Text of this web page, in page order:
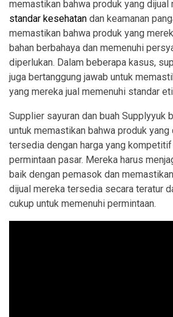
memastikan bahwa produk yang dijual
standar kesehatan dan keamanan
memastikan bahwa produk yang
bahan berbahaya dan memenuhi
diperlukan. Dalam beberapa kasus,
juga bertanggung jawab untuk
yang mereka jual memenuhi standar
Supplier sayuran dan buah Supplyyuk
untuk memastikan bahwa produk yang
tersedia dengan harga yang
permintaan pasar. Mereka harus
baik dengan pemasok dan
dijual mereka tersedia secara teratur
cukup untuk memenuhi permintaan.